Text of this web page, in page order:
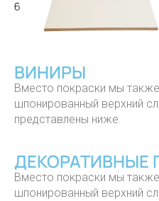
ВИНИРЫ
Вместо покраски мы
шпонированный верхний
представлены ниже.
ДЕКОРАТИВНЫЕ
Вместо покраски мы
шпонированный верхний